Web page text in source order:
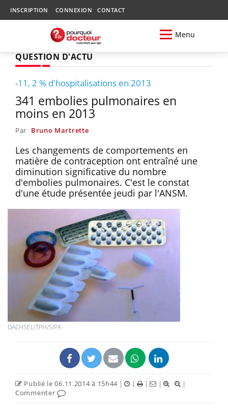
INSCRIPTION CONNEXION CONTACT
Menu
QUESTION D'ACTU
-11, 2 % d'hospitalisations en 2013
341 embolies pulmonaires en
moins en 2013
Par Bruno Martrette
Les changements de comportements en
matière de contraception ont entraîné une
diminution significative du nombre
d'embolies pulmonaires. C'est le constat
d'une étude présentée jeudi par l'ANSM.
DACHSEL/TPH/SIPA
Publié le 06.11.2014 à 15h44 | | | |
|
Commenter